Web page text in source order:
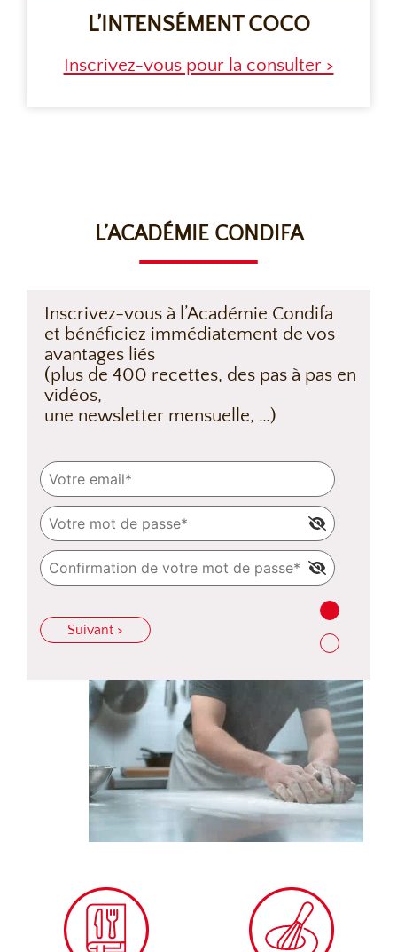
L’INTENSÉMENT COCO
Inscrivez-vous pour la consulter >
L’ACADÉMIE CONDIFA
Inscrivez-vous à l’Académie Condifa
et bénéficiez immédiatement de vos
avantages liés
(plus de 400 recettes, des pas à pas en
vidéos,
une newsletter mensuelle, …)
Suivant >